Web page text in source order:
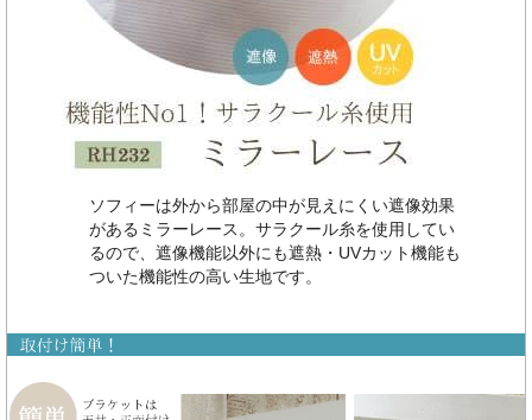
ソフィーは外から部屋の中が見えにくい遮像効果
があるミラーレース。サラクール糸を使用してい
るので、遮像機能以外にも遮熱・UVカット機能も
ついた機能性の高い生地です。